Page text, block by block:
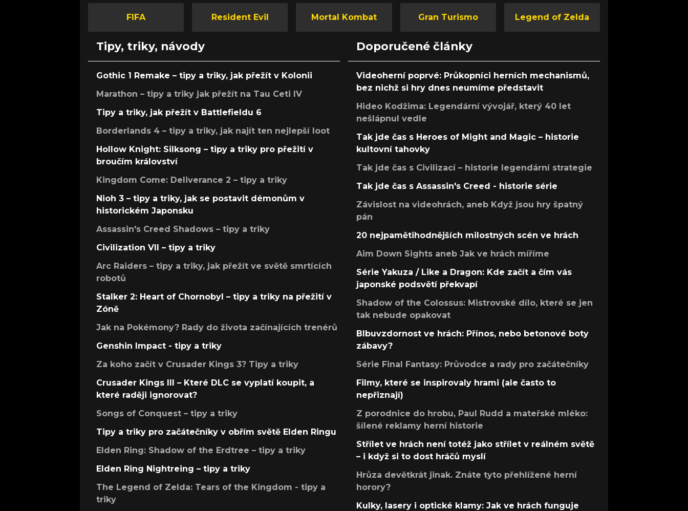
FIFA Resident Evil Mortal Kombat Gran Turismo Legend of Zelda
Tipy, triky, návody
Gothic 1 Remake – tipy a triky, jak přežít v Kolonii
Marathon – tipy a triky jak přežít na Tau Ceti IV
Tipy a triky, jak přežít v Battlefieldu 6
Borderlands 4 – tipy a triky, jak najít ten nejlepší loot
Hollow Knight: Silksong – tipy a triky pro přežití v
broučím království
Kingdom Come: Deliverance 2 – tipy a triky
Nioh 3 – tipy a triky, jak se postavit démonům v
historickém Japonsku
Assassin's Creed Shadows – tipy a triky
Civilization VII – tipy a triky
Arc Raiders – tipy a triky, jak přežít ve světě smrtících
robotů
Stalker 2: Heart of Chornobyl – tipy a triky na přežití v
Zóně
Jak na Pokémony? Rady do života začínajících trenérů
Genshin Impact - tipy a triky
Za koho začít v Crusader Kings 3? Tipy a triky
Crusader Kings III – Které DLC se vyplatí koupit, a
které raději ignorovat?
Songs of Conquest – tipy a triky
Tipy a triky pro začátečníky v obřím světě Elden Ringu
Elden Ring: Shadow of the Erdtree – tipy a triky
Elden Ring Nightreing – tipy a triky
The Legend of Zelda: Tears of the Kingdom - tipy a
triky
Doporučené články
Videoherní poprvé: Průkopníci herních mechanismů,
bez nichž si hry dnes neumíme představit
Hideo Kodžima: Legendární vývojář, který 40 let
nešlápnul vedle
Tak jde čas s Heroes of Might and Magic – historie
kultovní tahovky
Tak jde čas s Civilizací – historie legendární strategie
Tak jde čas s Assassin's Creed - historie série
Závislost na videohrách, aneb Když jsou hry špatný
pán
20 nejpamětihodnějších milostných scén ve hrách
Aim Down Sights aneb Jak ve hrách míříme
Série Yakuza / Like a Dragon: Kde začít a čím vás
japonské podsvětí překvapí
Shadow of the Colossus: Mistrovské dílo, které se jen
tak nebude opakovat
Blbuvzdornost ve hrách: Přínos, nebo betonové boty
zábavy?
Série Final Fantasy: Průvodce a rady pro začátečníky
Filmy, které se inspirovaly hrami (ale často to
nepřiznají)
Z porodnice do hrobu, Paul Rudd a mateřské mléko:
šílené reklamy herní historie
Střílet ve hrách není totéž jako střílet v reálném světě
– i když si to dost hráčů myslí
Hrůza devětkrát jinak. Znáte tyto přehlížené herní
horory?
Kulky, lasery i optické klamy: Jak ve hrách funguje